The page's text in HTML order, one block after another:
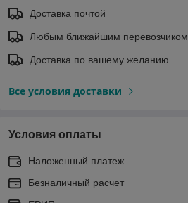
Доставка почтой
Любым ближайшим перевозчиком
Доставка по вашему желанию
Все условия доставки
Условия оплаты
Наложенный платеж
Безналичный расчет